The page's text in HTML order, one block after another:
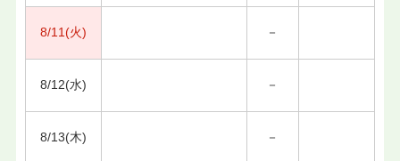
8/11(火) －
8/12(水) －
8/13(木) －